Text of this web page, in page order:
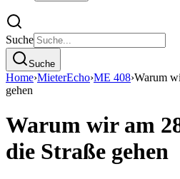
Suche
Suche
Home›MieterEcho›ME 408›Warum
gehen
Warum wir am
die Straße gehen